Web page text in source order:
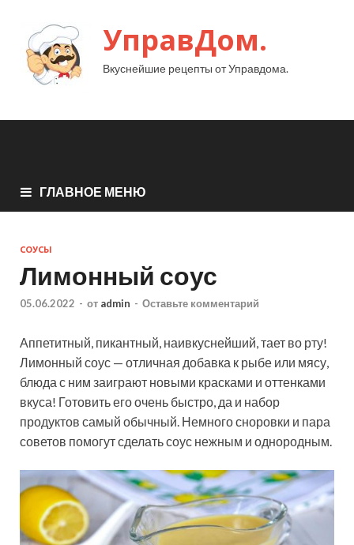
УправДом.
Вкуснейшие рецепты от Управдома.
ГЛАВНОЕ МЕНЮ
СОУСЫ
Лимонный соус
05.06.2022 - от admin - Оставьте комментарий
Аппетитный, пикантный, наивкуснейший, тает во рту!
Лимонный соус — отличная добавка к рыбе или мясу,
блюда с ним заиграют новыми красками и оттенками
вкуса! Готовить его очень быстро, да и набор
продуктов самый обычный. Немного сноровки и пара
советов помогут сделать соус нежным и однородным.